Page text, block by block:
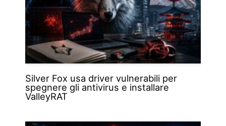
Silver Fox usa driver vulnerabili per
spegnere gli antivirus e installare
ValleyRAT